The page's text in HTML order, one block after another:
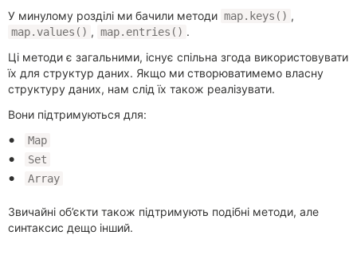
У минулому розділі ми бачили методи map.keys() ,
map.values() , map.entries() .
Ці методи є загальними, існує спільна згода використовувати
їх для структур даних. Якщо ми створюватимемо власну
структуру даних, нам слід їх також реалізувати.
Вони підтримуються для:
Map
Set
Array
Звичайні об’єкти також підтримують подібні методи, але
синтаксис дещо інший.